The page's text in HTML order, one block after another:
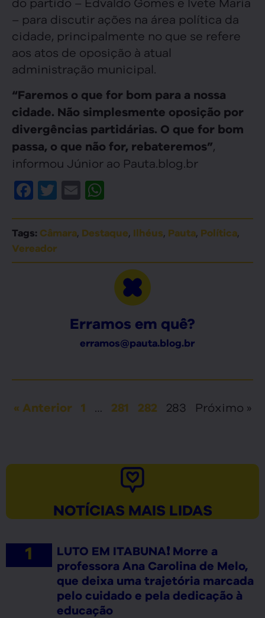
– para discutir ações na área política da
cidade, principalmente no que se refere
aos atos de oposição à atual
administração municipal.
“Faremos o que for bom para a nossa
cidade. Não simplesmente oposição por
divergências partidárias. O que for bom
passa, o que não for, rebateremos”,
informou Júnior ao Pauta.blog.br
Facebook
Twitter
Email
Tags: Câmara, Destaque, Ilhéus, Pauta, Política,
Vereador
Erramos em quê?
erramos@pauta.blog.br
« Anterior 1 … 281 282 283 Próximo »
NOTÍCIAS MAIS LIDAS
LUTO EM ITABUNA❗ Morre a
professora Ana Carolina de Melo,
que deixa uma trajetória marcada
pelo cuidado e pela dedicação à
educação